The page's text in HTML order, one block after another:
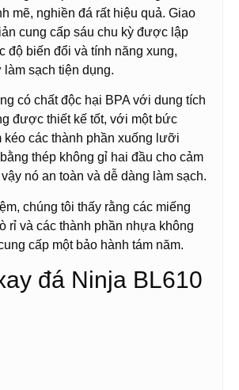
mẽ, nghiền đá rất hiệu quả. Giao
cung cấp sáu chu kỳ được lập
độ biến đổi và tính năng xung,
sạch tiện dụng.
có chất độc hại BPA với dung tích
được thiết kế tốt, với một bức
các thành phần xuống lưỡi
thép không gỉ hai đầu cho cảm
nó an toàn và dễ dàng làm sạch.
chúng tôi thấy rằng các miếng
rỉ và các thành phần nhựa không
cấp một bảo hành tám năm.
đá Ninja BL610